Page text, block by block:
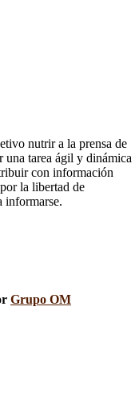
nutrir a la prensa de
una tarea ágil y dinámica
con información
la libertad de
informarse.
Grupo OM